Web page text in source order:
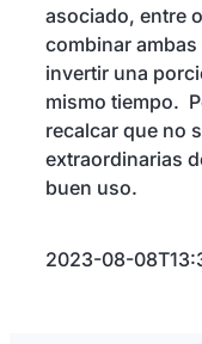
asociado, entre
combinar
invertir una
mismo tiempo.
recalcar que no
extraordinarias
buen uso.
2023-08-